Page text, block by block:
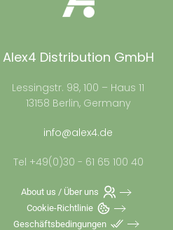
Alex4 Distribution GmbH
Lessingstr. 98, 100 – Haus 11
13158 Berlin, Germany
info@alex4.de
Tel +49(0)30 - 61 65 100 40
About us / Über uns
Cookie-Richtlinie
Geschäftsbedingungen